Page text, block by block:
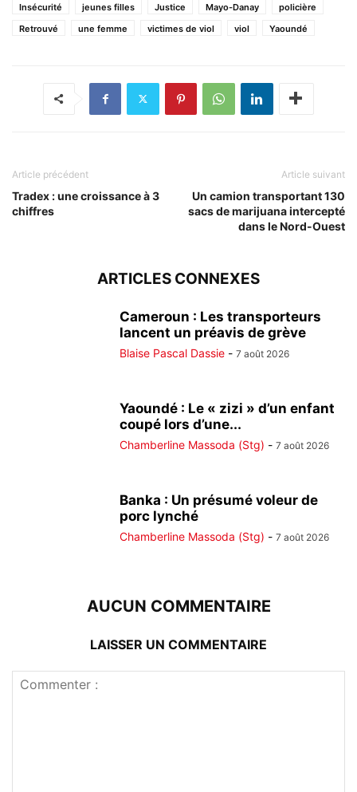
Insécurité
jeunes filles Justice Mayo-Danay
policière
Retrouvé
une femme victimes de viol viol Yaoundé
Article précédent
Tradex : une croissance à 3
chiffres
Article suivant
Un camion transportant 130
sacs de marijuana intercepté
dans le Nord-Ouest
ARTICLES CONNEXES
Cameroun : Les transporteurs
lancent un préavis de grève
Blaise Pascal Dassie - 7 août 2026
Yaoundé : Le « zizi » d’un enfant
coupé lors d’une...
Chamberline Massoda (Stg) - 7 août 2026
Banka : Un présumé voleur de
porc lynché
Chamberline Massoda (Stg) - 7 août 2026
AUCUN COMMENTAIRE
LAISSER UN COMMENTAIRE